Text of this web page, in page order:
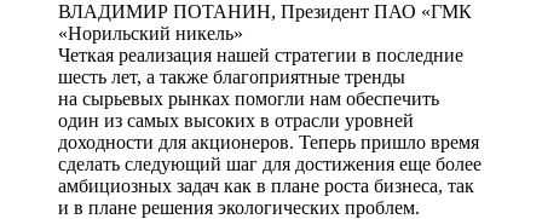
ВЛАДИМИР ПОТАНИН, Президент ПАО «ГМК
«Норильский никель»
Четкая реализация нашей стратегии в последние
шесть лет, а также благоприятные тренды
на сырьевых рынках помогли нам обеспечить
один из самых высоких в отрасли уровней
доходности для акционеров. Теперь пришло время
сделать следующий шаг для достижения еще более
амбициозных задач как в плане роста бизнеса, так
и в плане решения экологических проблем.